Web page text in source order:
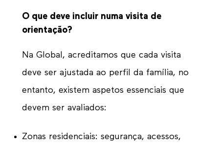
O que deve incluir numa visita de
orientação?
Na Global, acreditamos que cada visita
deve ser ajustada ao perfil da família, no
entanto, existem aspetos essenciais que
devem ser avaliados:
Zonas residenciais: segurança, acessos,